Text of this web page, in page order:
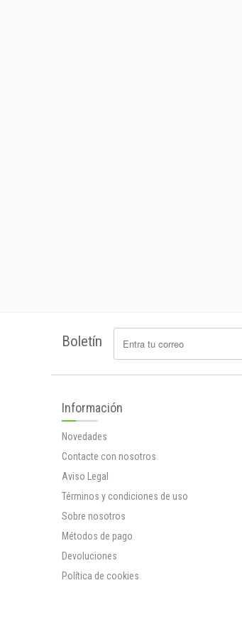
Boletín
Información
Novedades
Contacte con nosotros
Aviso Legal
Términos y condiciones de uso
Sobre nosotros
Métodos de pago
Devoluciones
Política de cookies